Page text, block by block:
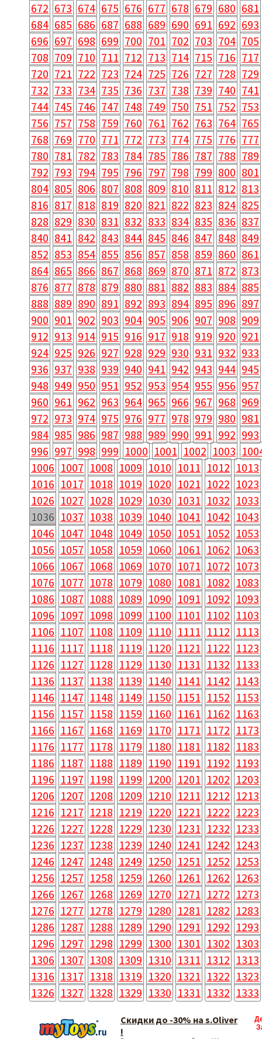
672 673 674 675 676 677 678 679 680 681
684 685 686 687 688 689 690 691 692 693
696 697 698 699 700 701 702 703 704 705
708 709 710 711 712 713 714 715 716 717
720 721 722 723 724 725 726 727 728 729
732 733 734 735 736 737 738 739 740 741
744 745 746 747 748 749 750 751 752 753
756 757 758 759 760 761 762 763 764 765
768 769 770 771 772 773 774 775 776 777
780 781 782 783 784 785 786 787 788 789
792 793 794 795 796 797 798 799 800 801
804 805 806 807 808 809 810 811 812 813
816 817 818 819 820 821 822 823 824 825
828 829 830 831 832 833 834 835 836 837
840 841 842 843 844 845 846 847 848 849
852 853 854 855 856 857 858 859 860 861
864 865 866 867 868 869 870 871 872 873
876 877 878 879 880 881 882 883 884 885
888 889 890 891 892 893 894 895 896 897
900 901 902 903 904 905 906 907 908 909
912 913 914 915 916 917 918 919 920 921
924 925 926 927 928 929 930 931 932 933
936 937 938 939 940 941 942 943 944 945
948 949 950 951 952 953 954 955 956 957
960 961 962 963 964 965 966 967 968 969
972 973 974 975 976 977 978 979 980 981
984 985 986 987 988 989 990 991 992 993
996 997 998 999 1000 1001 1002 1003
1006 1007 1008 1009 1010 1011 1012 1013
1016 1017 1018 1019 1020 1021 1022 1023
1026 1027 1028 1029 1030 1031 1032 1033
1036 1037 1038 1039 1040 1041 1042 1043
1046 1047 1048 1049 1050 1051 1052 1053
1056 1057 1058 1059 1060 1061 1062 1063
1066 1067 1068 1069 1070 1071 1072 1073
1076 1077 1078 1079 1080 1081 1082 1083
1086 1087 1088 1089 1090 1091 1092 1093
1096 1097 1098 1099 1100 1101 1102 1103
1106 1107 1108 1109 1110 1111 1112 1113
1116 1117 1118 1119 1120 1121 1122 1123
1126 1127 1128 1129 1130 1131 1132 1133
1136 1137 1138 1139 1140 1141 1142 1143
1146 1147 1148 1149 1150 1151 1152 1153
1156 1157 1158 1159 1160 1161 1162 1163
1166 1167 1168 1169 1170 1171 1172 1173
1176 1177 1178 1179 1180 1181 1182 1183
1186 1187 1188 1189 1190 1191 1192 1193
1196 1197 1198 1199 1200 1201 1202 1203
1206 1207 1208 1209 1210 1211 1212 1213
1216 1217 1218 1219 1220 1221 1222 1223
1226 1227 1228 1229 1230 1231 1232 1233
1236 1237 1238 1239 1240 1241 1242 1243
1246 1247 1248 1249 1250 1251 1252 1253
1256 1257 1258 1259 1260 1261 1262 1263
1266 1267 1268 1269 1270 1271 1272 1273
1276 1277 1278 1279 1280 1281 1282 1283
1286 1287 1288 1289 1290 1291 1292 1293
1296 1297 1298 1299 1300 1301 1302 1303
1306 1307 1308 1309 1310 1311 1312 1313
1316 1317 1318 1319 1320 1321 1322 1323
1326 1327 1328 1329 1330 1331 1332 1333
Скидки до -30% на s.Oliver
!